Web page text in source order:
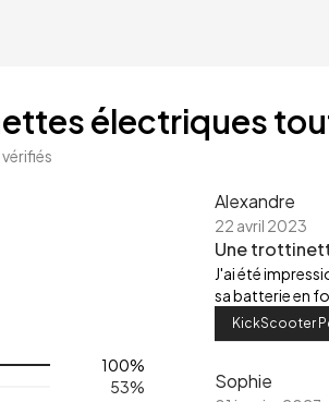
électriques
vérifiés
100%
53%
Alexandre
22 avril 2023
Une
J'ai été
sa batterie en
KickScooter
Sophie